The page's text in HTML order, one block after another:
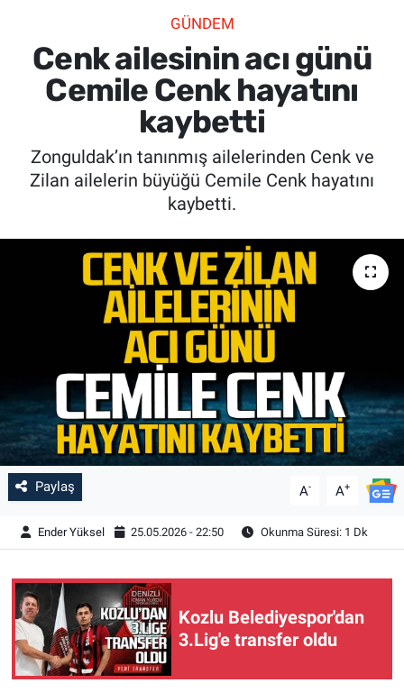
GÜNDEM
Cenk ailesinin acı günü
Cemile Cenk hayatını
kaybetti
Zonguldak’ın tanınmış ailelerinden Cenk ve
Zilan ailelerin büyüğü Cemile Cenk hayatını
kaybetti.
Paylaş A- A+
Ender Yüksel 25.05.2026 - 22:50 Okunma Süresi: 1 Dk
Kozlu Belediyespor'dan
3.Lig'e transfer oldu
SPOR